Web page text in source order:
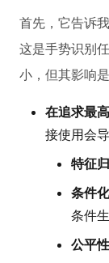
首先，它告诉
这是手势识别
小，但其影响
在追求最
接使用会
特征
条件
条件
公平